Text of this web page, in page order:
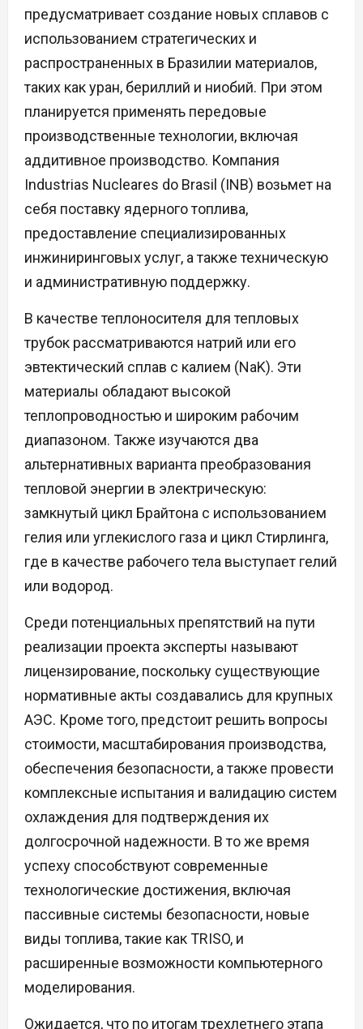
предусматривает создание новых сплавов с
использованием стратегических и
распространенных в Бразилии материалов,
таких как уран, бериллий и ниобий. При этом
планируется применять передовые
производственные технологии, включая
аддитивное производство. Компания
Industrias Nucleares do Brasil (INB) возьмет на
себя поставку ядерного топлива,
предоставление специализированных
инжиниринговых услуг, а также техническую
и административную поддержку.
В качестве теплоносителя для тепловых
трубок рассматриваются натрий или его
эвтектический сплав с калием (NaK). Эти
материалы обладают высокой
теплопроводностью и широким рабочим
диапазоном. Также изучаются два
альтернативных варианта преобразования
тепловой энергии в электрическую:
замкнутый цикл Брайтона с использованием
гелия или углекислого газа и цикл Стирлинга,
где в качестве рабочего тела выступает гелий
или водород.
Среди потенциальных препятствий на пути
реализации проекта эксперты называют
лицензирование, поскольку существующие
нормативные акты создавались для крупных
АЭС. Кроме того, предстоит решить вопросы
стоимости, масштабирования производства,
обеспечения безопасности, а также провести
комплексные испытания и валидацию систем
охлаждения для подтверждения их
долгосрочной надежности. В то же время
успеху способствуют современные
технологические достижения, включая
пассивные системы безопасности, новые
виды топлива, такие как TRISO, и
расширенные возможности компьютерного
моделирования.
Ожидается, что по итогам трехлетнего этапа